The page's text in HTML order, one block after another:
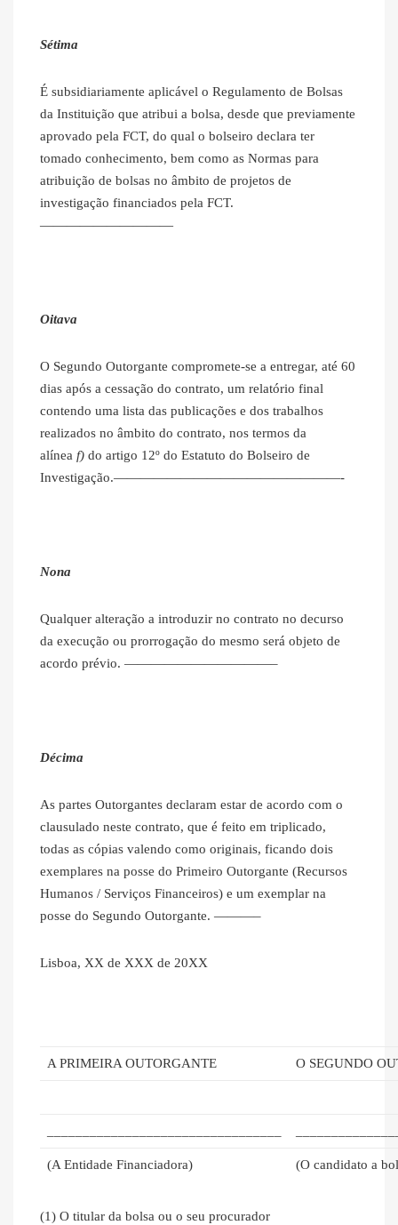
Sétima
É subsidiariamente aplicável o Regulamento de Bolsas
da Instituição que atribui a bolsa, desde que previamente
aprovado pela FCT, do qual o bolseiro declara ter
tomado conhecimento, bem como as Normas para
atribuição de bolsas no âmbito de projetos de
investigação financiados pela FCT.
——————————
Oitava
O Segundo Outorgante compromete-se a entregar, até 60
dias após a cessação do contrato, um relatório final
contendo uma lista das publicações e dos trabalhos
realizados no âmbito do contrato, nos termos da
alínea f) do artigo 12º do Estatuto do Bolseiro de
Investigação.—————————————————-
Nona
Qualquer alteração a introduzir no contrato no decurso
da execução ou prorrogação do mesmo será objeto de
acordo prévio. ———————————–
Décima
As partes Outorgantes declaram estar de acordo com o
clausulado neste contrato, que é feito em triplicado,
todas as cópias valendo como originais, ficando dois
exemplares na posse do Primeiro Outorgante (Recursos
Humanos / Serviços Financeiros) e um exemplar na
posse do Segundo Outorgante. ———–
Lisboa, XX de XXX de 20XX
A PRIMEIRA OUTORGANTE O SEGUNDO
(A Entidade Financiadora) (O candidato a
(1) O titular da bolsa ou o seu procurador